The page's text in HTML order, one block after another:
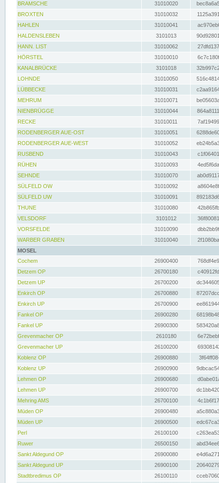
BRAMSCHE
31010020
BROXTEN
31010032
HAHLEN
31010041
HALDENSLEBEN
3101013
HANN. LIST
31010062
HÖRSTEL
31010010
KANALBRÜCKE
3101018
LOHNDE
31010050
LÜBBECKE
31010031
MEHRUM
31010071
NIENBRÜGGE
31010044
RECKE
31010011
RODENBERGER AUE-OST
31010051
RODENBERGER AUE-WEST
31010052
RUSBEND
31010043
RÜHEN
31010093
SEHNDE
31010070
SÜLFELD OW
31010092
SÜLFELD UW
31010091
THUNE
31010080
VELSDORF
3101012
VORSFELDE
31010090
WARBER GRABEN
31010040
MOSEL
Cochem
26900400
Detzem OP
26700180
Detzem UP
26700200
Enkirch OP
26700880
Enkirch UP
26700900
Fankel OP
26900280
Fankel UP
26900300
Grevenmacher OP
2610180
Grevenmacher UP
26100200
Koblenz OP
26900880
Koblenz UP
26900900
Lehmen OP
26900680
Lehmen UP
26900700
Mehring AMS
26700100
Müden OP
26900480
Müden UP
26900500
Perl
26100100
Ruwer
26500150
Sankt Aldegund OP
26900080
Sankt Aldegund UP
26900100
Stadtbredimus OP
26100110